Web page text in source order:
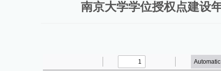
南京大学学位授权点建设